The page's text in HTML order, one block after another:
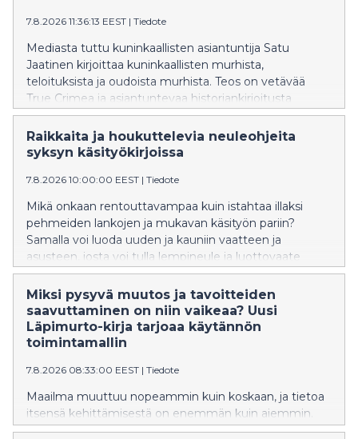
7.8.2026 11:36:13 EEST | Tiedote
Mediasta tuttu kuninkaallisten asiantuntija Satu
Jaatinen kirjoittaa kuninkaallisten murhista,
teloituksista ja oudoista murhista. Teos on vetävää
True Crimea ja asiantuntevaa historiankirjoitusta
samaan aikaan.
Raikkaita ja houkuttelevia neuleohjeita
syksyn käsityökirjoissa
7.8.2026 10:00:00 EEST | Tiedote
Mikä onkaan rentouttavampaa kuin istahtaa illaksi
pehmeiden lankojen ja mukavan käsityön pariin?
Samalla voi luoda uuden ja kauniin vaatteen ja
asusteen, josta voi tulla lempineule ja luottovaate
itselle tai ystävälle! Tässä tämän syksyn
houkuttelevimmat käsityökirjat, jotka inspiroivat
pitkään.
Miksi pysyvä muutos ja tavoitteiden
saavuttaminen on niin vaikeaa? Uusi
Läpimurto-kirja tarjoaa käytännön
toimintamallin
7.8.2026 08:33:00 EEST | Tiedote
Maailma muuttuu nopeammin kuin koskaan, ja tietoa
itsensä kehittämisestä on enemmän kuin aiemmin.
Moni tietää, mitä pitäisi tehdä, mutta pysyvän